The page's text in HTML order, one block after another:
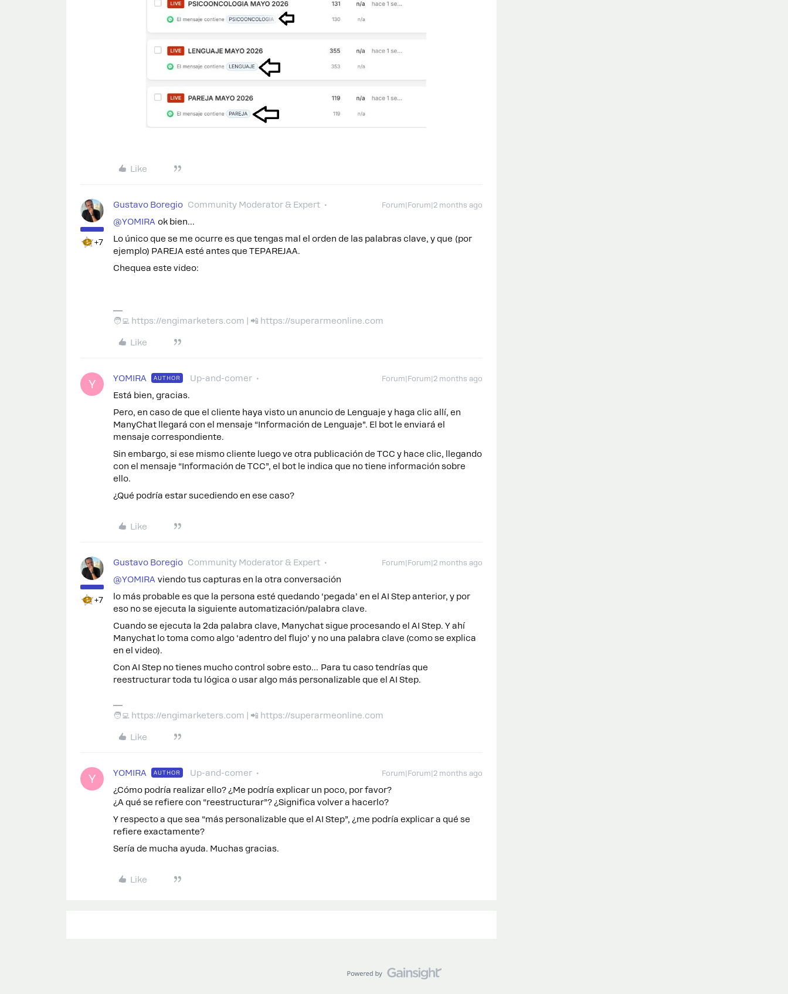
Like
+7
Gustavo Boregio Community Moderator & Expert Forum|Forum|2 months ago
@YOMIRA ok bien…
Lo único que se me ocurre es que tengas mal el orden de las palabras clave, y que (por
ejemplo) PAREJA esté antes que TEPAREJAA.
Chequea este video:
🧑‍💻 https://engimarketers.com | 📲 https://superarmeonline.com
Like
Y YOMIRA AUTHOR Up-and-comer Forum|Forum|2 months ago
Está bien, gracias.
Pero, en caso de que el cliente haya visto un anuncio de Lenguaje y haga clic allí, en
ManyChat llegará con el mensaje “Información de Lenguaje”. El bot le enviará el
mensaje correspondiente.
Sin embargo, si ese mismo cliente luego ve otra publicación de TCC y hace clic, llegando
con el mensaje “Información de TCC”, el bot le indica que no tiene información sobre
ello.
¿Qué podría estar sucediendo en ese caso?
Like
+7
Gustavo Boregio Community Moderator & Expert Forum|Forum|2 months ago
@YOMIRA viendo tus capturas en la otra conversación
lo más probable es que la persona esté quedando ‘pegada’ en el AI Step anterior, y por
eso no se ejecuta la siguiente automatización/palabra clave.
Cuando se ejecuta la 2da palabra clave, Manychat sigue procesando el AI Step. Y ahí
Manychat lo toma como algo ‘adentro del flujo’ y no una palabra clave (como se explica
en el video).
Con AI Step no tienes mucho control sobre esto… Para tu caso tendrías que
reestructurar toda tu lógica o usar algo más personalizable que el AI Step.
🧑‍💻 https://engimarketers.com | 📲 https://superarmeonline.com
Like
Y YOMIRA AUTHOR Up-and-comer Forum|Forum|2 months ago
¿Cómo podría realizar ello? ¿Me podría explicar un poco, por favor?
¿A qué se refiere con “reestructurar”? ¿Significa volver a hacerlo?
Y respecto a que sea “más personalizable que el AI Step”, ¿me podría explicar a qué se
refiere exactamente?
Sería de mucha ayuda. Muchas gracias.
Like